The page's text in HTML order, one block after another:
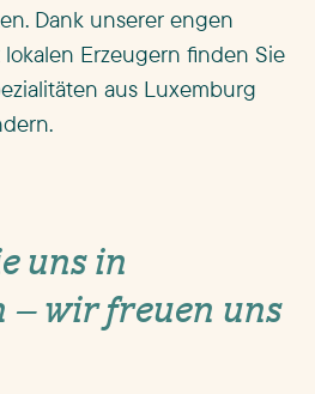
Dank unserer engen
Erzeugern finden Sie
aus Luxemburg
uns in
– wir freuen uns